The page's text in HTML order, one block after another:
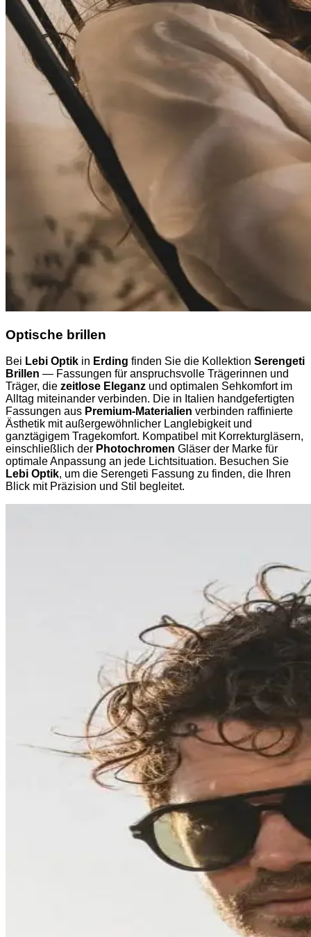
Optische brillen
Bei Lebi Optik in Erding finden Sie die Kollektion Serengeti
Brillen — Fassungen für anspruchsvolle Trägerinnen und
Träger, die zeitlose Eleganz und optimalen Sehkomfort im
Alltag miteinander verbinden. Die in Italien handgefertigten
Fassungen aus Premium-Materialien verbinden raffinierte
Ästhetik mit außergewöhnlicher Langlebigkeit und
ganztägigem Tragekomfort. Kompatibel mit Korrekturgläsern,
einschließlich der Photochromen Gläser der Marke für
optimale Anpassung an jede Lichtsituation. Besuchen Sie
Lebi Optik, um die Serengeti Fassung zu finden, die Ihren
Blick mit Präzision und Stil begleitet.